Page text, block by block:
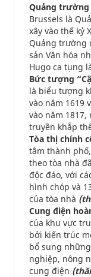
Quảng
Brussels là
xây vào thế kỷ
Quảng trường
sản Văn hóa
Hugo ca tụng
Bức tượng
là biểu tượng
vào năm 1619
vào năm
truyền khắp
Tòa thị chính
tâm thành
theo tòa nhà
độc đáo, với
hình chóp và
của tòa nhà
Cung điện
của khu vực
bởi kiến trúc
bổ sung
nghiệp, nông
cung điện